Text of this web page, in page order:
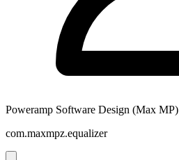
Poweramp Software Design (Max MP)
com.maxmpz.equalizer